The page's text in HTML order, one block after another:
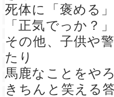
死体に「褒める
「正気でっか？
その他、子供や
たり
馬鹿なことをや
きちんと笑える